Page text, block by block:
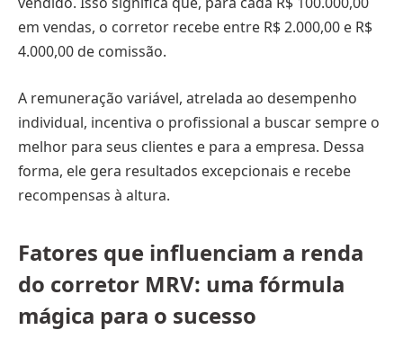
em vendas, o corretor recebe entre R$ 2.000,00 e R$
4.000,00 de comissão.
A remuneração variável, atrelada ao desempenho
individual, incentiva o profissional a buscar sempre o
melhor para seus clientes e para a empresa. Dessa
forma, ele gera resultados excepcionais e recebe
recompensas à altura.
Fatores que influenciam a renda
do corretor MRV: uma fórmula
mágica para o sucesso